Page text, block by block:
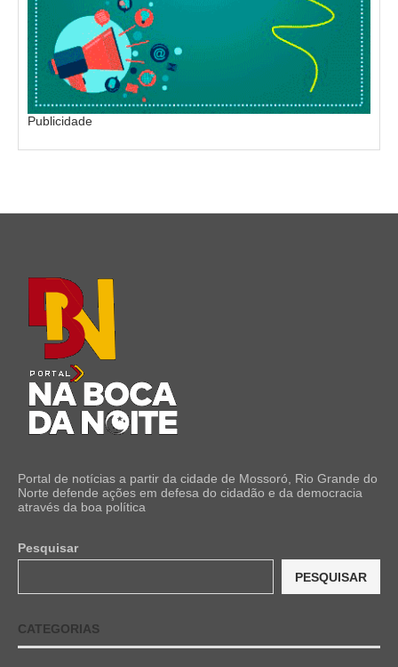
Publicidade
Portal de notícias a partir da cidade de Mossoró, Rio Grande do
Norte defende ações em defesa do cidadão e da democracia
através da boa política
Pesquisar
PESQUISAR
CATEGORIAS